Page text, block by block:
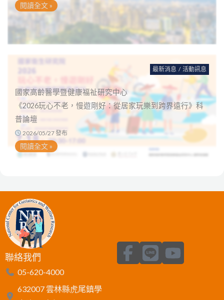
閱讀全文 »
最新消息 / 活動訊息
國家高齡醫學暨健康福祉研究中心
《2026玩心不老，慢遊剛好：從居家玩樂到跨界遠行》科
普論壇
2026/05/27 發布
閱讀全文 »
聯絡我們
05-620-4000
632007 雲林縣虎尾鎮學
F
a
L
i
Y
o